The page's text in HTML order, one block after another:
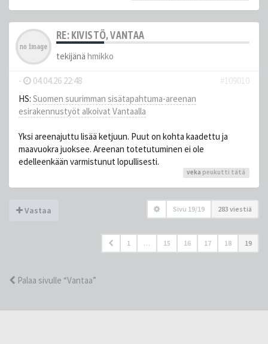
RE: KIVISTÖ, VANTAA
tekijänä hmikko
- 04.04.26 22:48
#109010
HS: Suomen suurimman sisätapahtuma-areenan
esirakennustyöt alkoivat Vantaalla
Yksi areenajuttu lisää ketjuun. Puut on kohta kaadettu ja
maavuokra juoksee. Areenan totetutuminen ei ole
edelleenkään varmistunut lopullisesti.
veka peukutti tätä
Vastaa Sivu 19/19 283 viestiä
1 … 15 16 17 18 19
Palaa sivulle “Vantaa”